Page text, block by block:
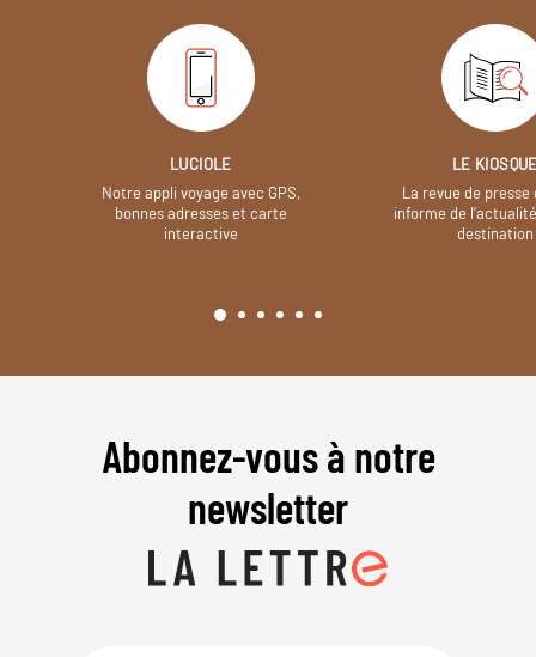
LUCIOLE
Notre appli voyage avec GPS,
bonnes adresses et carte
interactive
LE
La revue de presse
informe de
destination
Abonnez-vous à notre
newsletter